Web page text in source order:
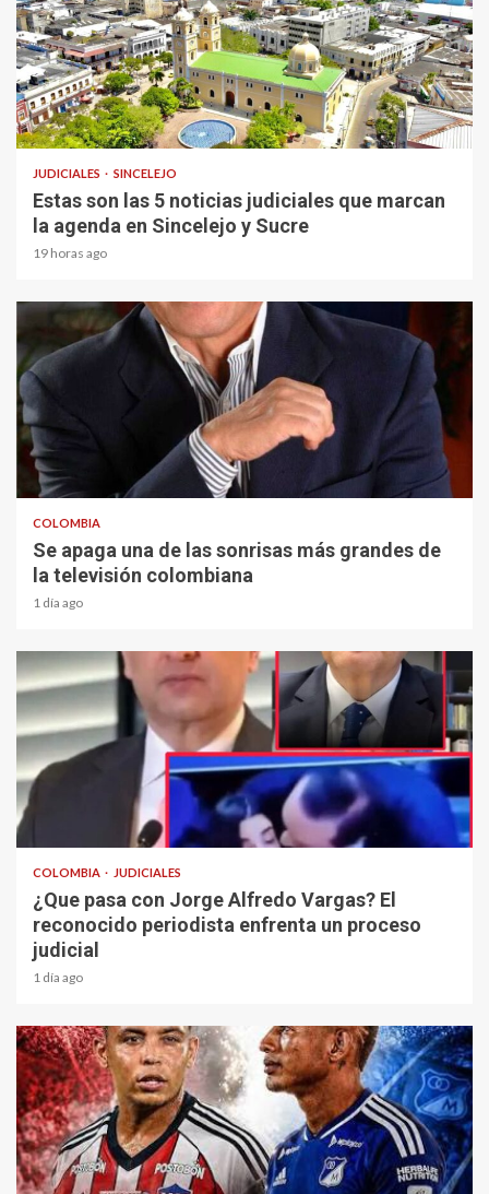
1 min read
JUDICIALES SINCELEJO
Estas son las 5 noticias judiciales que marcan
la agenda en Sincelejo y Sucre
19 horas ago
1 min read
COLOMBIA
Se apaga una de las sonrisas más grandes de
la televisión colombiana
1 día ago
COLOMBIA JUDICIALES
¿Que pasa con Jorge Alfredo Vargas? El
reconocido periodista enfrenta un proceso
judicial
1 día ago